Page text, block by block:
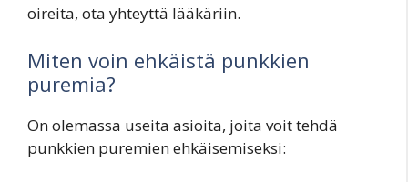
oireita, ota yhteyttä lääkäriin.
Miten voin ehkäistä punkkien
puremia?
On olemassa useita asioita, joita voit tehdä
punkkien puremien ehkäisemiseksi: